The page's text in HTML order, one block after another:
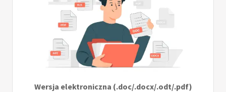
Wersja elektroniczna (.doc/.docx/.odt/.pdf)